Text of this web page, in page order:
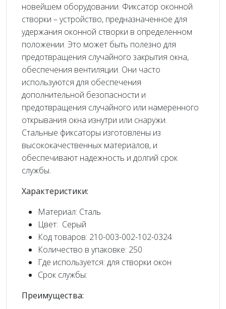
новейшем оборудовании. Фиксатор оконной
створки – устройство, предназначенное для
удержания оконной створки в определенном
положении. Это может быть полезно для
предотвращения случайного закрытия окна,
обеспечения вентиляции. Они часто
используются для обеспечения
дополнительной безопасности и
предотвращения случайного или намеренного
открывания окна изнутри или снаружи.
Стальные фиксаторы изготовлены из
высококачественных материалов, и
обеспечивают надежность и долгий срок
службы.
Характеристики:
Материал: Сталь
Цвет: Серый
Код товаров: 210-003-002-102-0324
Количество в упаковке: 250
Где используется: для створки окон
Срок службы:
Преимущества: